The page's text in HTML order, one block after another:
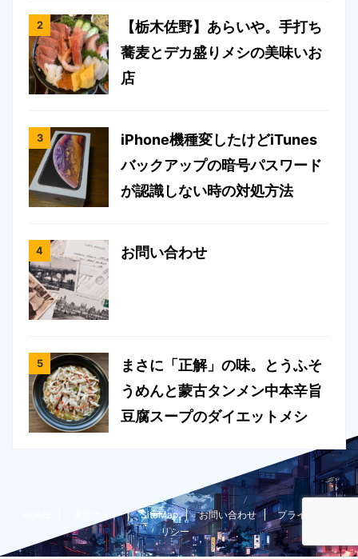
【栃木佐野】あらいや。手打ち
蕎麦とデカ盛りメシの美味いお
店
iPhone機種変したけどiTunes
バックアップの暗号パスワード
が認識しない時の対処方法
お問い合わせ
まさに「正解」の味。とうふそ
うめんと蒙古タンメン中本辛旨
豆腐スープのダイエットメシ
運営サイト SiteMap お問い合わせ
プライバシーポ
リシー